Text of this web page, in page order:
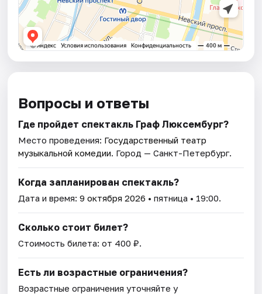
Вопросы и ответы
Где пройдет спектакль Граф Люксембург?
Место проведения: Государственный театр
музыкальной комедии. Город — Санкт-Петербург.
Когда запланирован спектакль?
Дата и время:9 октября 2026 • пятница • 19:00.
Сколько стоит билет?
Стоимость билета: от 400 ₽.
Есть ли возрастные ограничения?
Возрастные ограничения уточняйте у